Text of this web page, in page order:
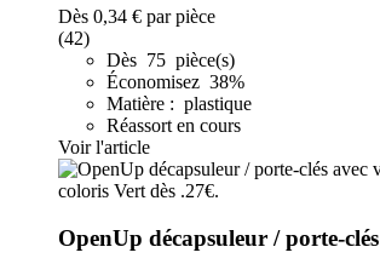
Dès 0,34 € par pièce
(42)
Dès 75 pièce(s)
Économisez 38%
Matière : plastique
Réassort en cours
Voir l'article
OpenUp décapsuleur / porte-clés